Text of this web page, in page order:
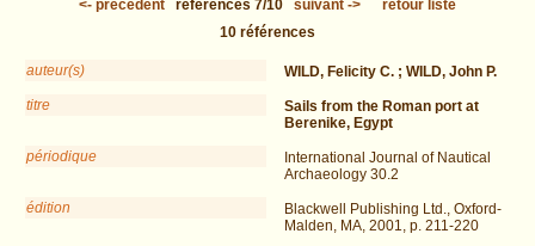
<- précédent références 7/10 suivant ->
retour liste
10 références
auteur(s)
WILD, Felicity C. ; WILD, John P.
titre
Sails from the Roman port at
Berenike, Egypt
périodique
International Journal of Nautical
Archaeology 30.2
édition
Blackwell Publishing Ltd., Oxford-
Malden, MA, 2001, p. 211-220